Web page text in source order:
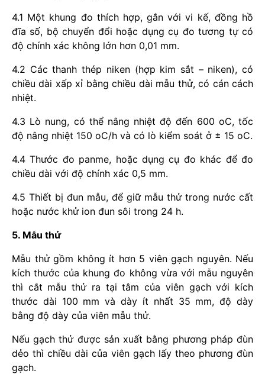
4.1 Một khung đo thích hợp, gắn với vi kế, đồng hồ
đĩa số, bộ chuyển đổi hoặc dụng cụ đo tương tự có
độ chính xác không lớn hơn 0,01 mm.
4.2 Các thanh thép niken (hợp kim sắt – niken), có
chiều dài xấp xỉ bằng chiều dài mẫu thử, có cán cách
nhiệt.
4.3 Lò nung, có thể nâng nhiệt độ đến 600 oC, tốc
độ nâng nhiệt 150 oC/h và có lò kiểm soát ở ± 15 oC.
4.4 Thước đo panme, hoặc dụng cụ đo khác để đo
chiều dài với độ chính xác 0,5 mm.
4.5 Thiết bị đun mẫu, để giữ mẫu thử trong nước cất
hoặc nước khử ion đun sôi trong 24 h.
5. Mẫu thử
Mẫu thử gồm không ít hơn 5 viên gạch nguyên. Nếu
kích thước của khung đo không vừa với mẫu nguyên
thì cắt mẫu thử ra tại tâm của viên gạch với kích
thước dài 100 mm và dày ít nhất 35 mm, độ dày
bằng độ dày của viên mẫu thử.
Nếu gạch thử được sản xuất bằng phương pháp đùn
dẻo thì chiều dài của viên gạch lấy theo phương đùn
gạch.